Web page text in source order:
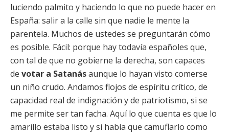
luciendo palmito y haciendo lo que no puede hacer en
España: salir a la calle sin que nadie le mente la
parentela. Muchos de ustedes se preguntarán cómo
es posible. Fácil: porque hay todavía españoles que,
con tal de que no gobierne la derecha, son capaces
de votar a Satanásaunque lo hayan visto comerse
un niño crudo. Andamos flojos de espíritu crítico, de
capacidad real de indignación y de patriotismo, si se
me permite ser tan facha. Aquí lo que cuenta es que lo
amarillo estaba listo y si había que camuflarlo como